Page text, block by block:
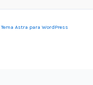
Tema Astra para WordPress